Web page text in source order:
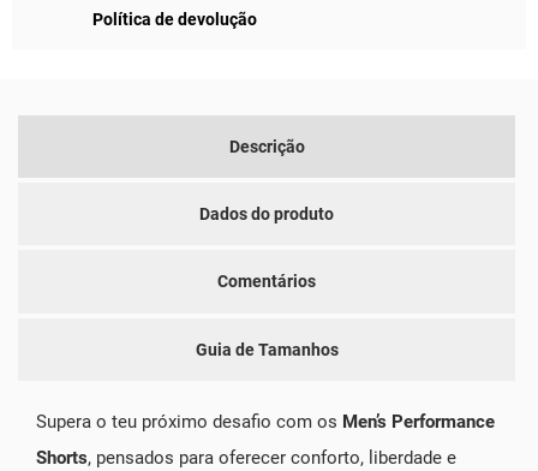
Política de devolução
Descrição
Dados do produto
Comentários
Guia de Tamanhos
Supera o teu próximo desafio com os Men’s Performance
Shorts, pensados para oferecer conforto, liberdade e